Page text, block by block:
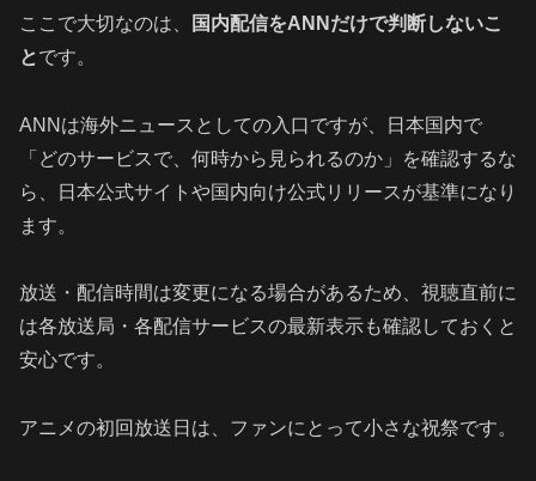
ここで大切なのは、
国内配信をANNだけで判断しないこ
とです。
ANNは海外ニュースとしての入口ですが、日本国内で
「どのサービスで、何時から見られるのか」を確認するな
ら、日本公式サイトや国内向け公式リリースが基準になり
ます。
放送・配信時間は変更になる場合があるため、視聴直前に
は各放送局・各配信サービスの最新表示も確認しておくと
安心です。
アニメの初回放送日は、ファンにとって小さな祝祭です。